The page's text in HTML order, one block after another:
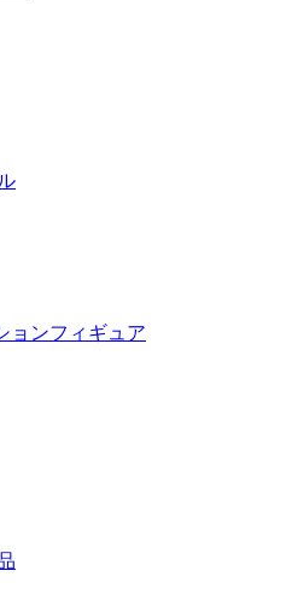
ョンフィギュア